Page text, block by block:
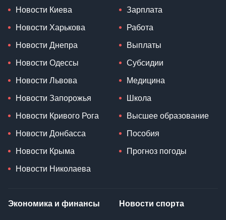
Новости Киева
Новости Харькова
Новости Днепра
Новости Одессы
Новости Львова
Новости Запорожья
Новости Кривого Рога
Новости Донбасса
Новости Крыма
Новости Николаева
Зарплата
Работа
Выплаты
Субсидии
Медицина
Школа
Высшее образование
Пособия
Прогноз погоды
Экономика и финансы Новости спорта